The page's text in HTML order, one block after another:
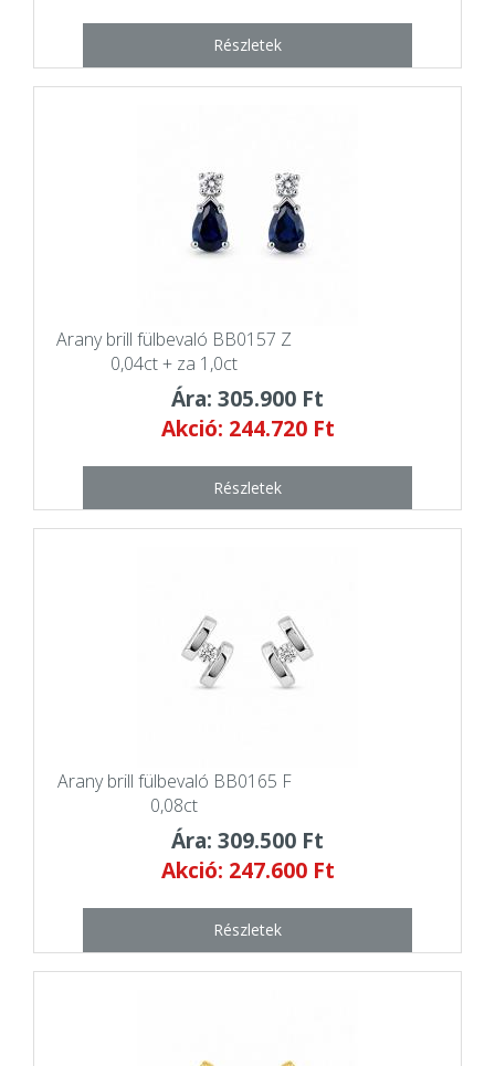
Részletek
Arany brill fülbevaló BB0157 Z
0,04ct + za 1,0ct
Ára: 305.900 Ft
Akció: 244.720 Ft
Részletek
Arany brill fülbevaló BB0165 F
0,08ct
Ára: 309.500 Ft
Akció: 247.600 Ft
Részletek